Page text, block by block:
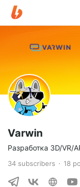
Varwin
Разработка 3D/VR/
34 subscribers 18